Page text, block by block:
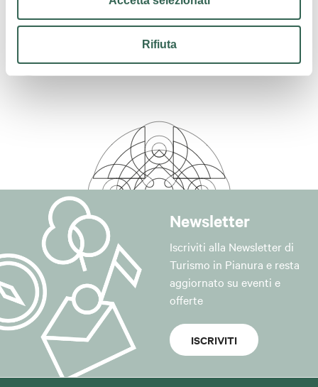
Rifiuta
Contatti
Newsletter
Iscriviti alla Newsletter di
Turismo in Pianura e resta
aggiornato su eventi e
offerte
ISCRIVITI